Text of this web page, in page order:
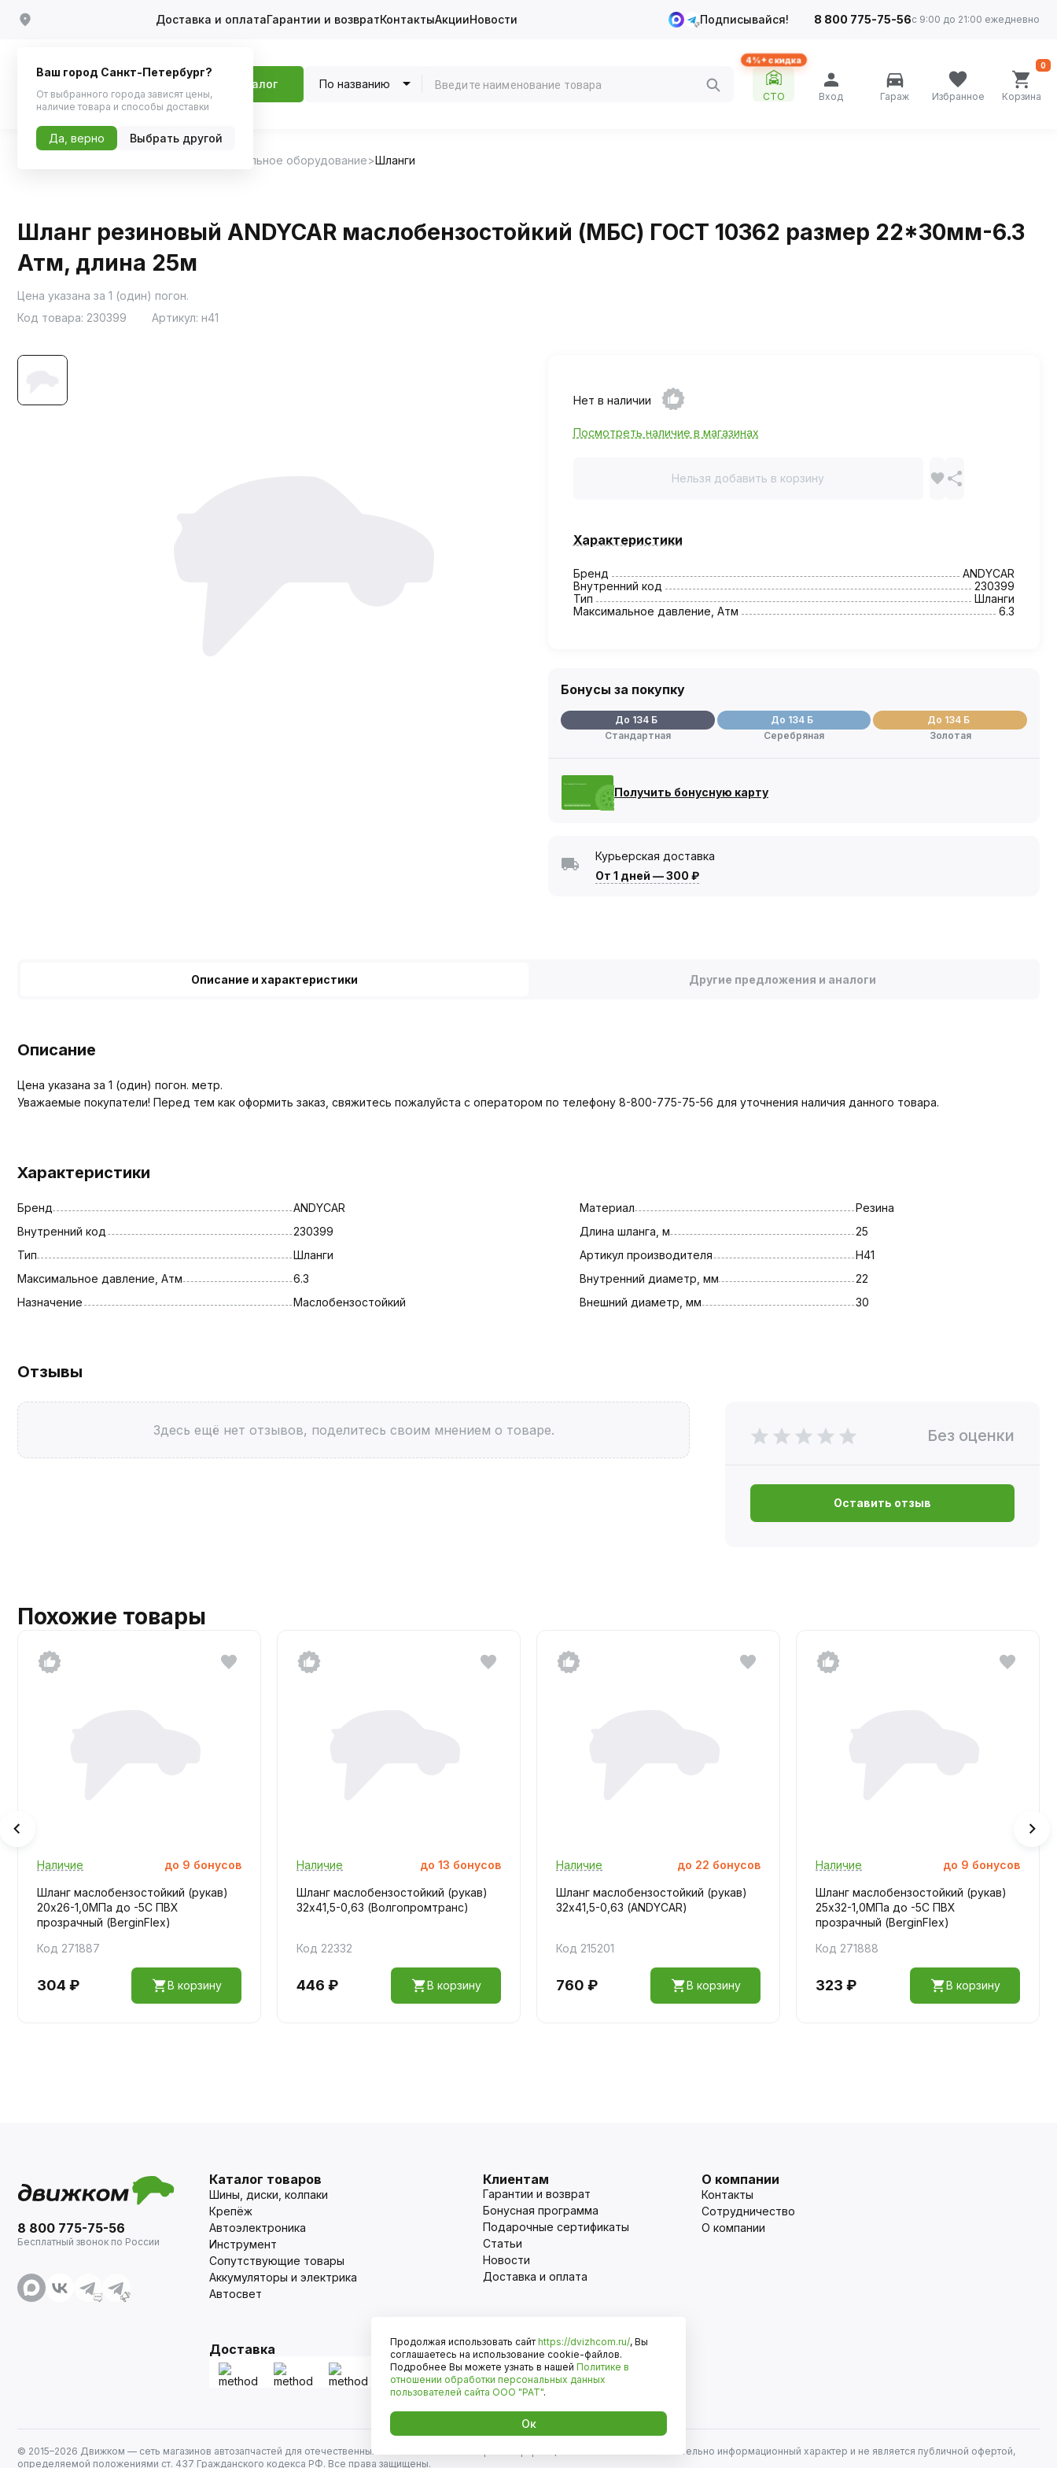
Доставка и оплатаГарантии и возвратКонтактыАкцииНовости Подписывайся! 8 800 775-75-56с 9:00 до 21:00 ежедневно
Каталог По названию
4%+ скидка
СТО Вход Гараж Избранное Корзина
0
Автомобильное оборудование Шланги
Шланг резиновый ANDYCAR маслобензостойкий (МБС) ГОСТ 10362 размер 22*30мм-6.3
Атм, длина 25м
Цена указана за 1 (один) погон.
Код товара: 230399 Артикул: н41
Нет в наличии
Посмотреть наличие в магазинах
Нельзя добавить в корзину
Характеристики
Бренд
ANDYCAR
Внутренний код
230399
Тип
Шланги
Максимальное давление, Атм
6.3
Бонусы за покупку
До 134 Б
Стандартная
До 134 Б
Серебряная
До 134 Б
Золотая
Получить бонусную карту
Курьерская доставка
От 1 дней —300 ₽
Описание и характеристики Другие предложения и аналоги
Описание
Цена указана за 1 (один) погон. метр.
Уважаемые покупатели! Перед тем как оформить заказ, свяжитесь пожалуйста с оператором по телефону 8-800-775-75-56 для уточнения наличия данного товара.
Характеристики
Бренд
ANDYCAR
Внутренний код
230399
Тип
Шланги
Максимальное давление, Атм
6.3
Назначение
Маслобензостойкий
Материал
Резина
Длина шланга, м
25
Артикул производителя
Н41
Внутренний диаметр, мм
22
Внешний диаметр, мм
30
Отзывы
Здесь ещё нет отзывов, поделитесь своим мнением о товаре. Без оценки
Оставить отзыв
Похожие товары
Наличие до 9 бонусов
Шланг маслобензостойкий (рукав)
20х26-1,0МПа до -5С ПВХ
прозрачный (BerginFlex)
Код 271887
304 ₽ В корзину
Наличие до 13 бонусов
Шланг маслобензостойкий (рукав)
32х41,5-0,63 (Волгопромтранс)
Код 22332
446 ₽ В корзину
Наличие до 22 бонусов
Шланг маслобензостойкий (рукав)
32х41,5-0,63 (ANDYCAR)
Код 215201
760 ₽ В корзину
Наличие до 9 бонусов
Шланг маслобензостойкий (рукав)
25х32-1,0МПа до -5С ПВХ
прозрачный (BerginFlex)
Код 271888
323 ₽ В корзину
8 800 775-75-56
Бесплатный звонок по России
Каталог товаров
Шины, диски, колпаки
Крепёж
Автоэлектроника
Инструмент
Сопутствующие товары
Аккумуляторы и электрика
Автосвет
Клиентам
Гарантии и возврат
Бонусная программа
Подарочные сертификаты
Статьи
Новости
Доставка и оплата
О компании
Контакты
Сотрудничество
О компании
Доставка Оплата
© 2015–2026 Движком — сеть магазинов автозапчастей для отечественных автомобилей и иномарок. Информация на сайте носит исключительно информационный характер и не является публичной офертой,
определяемой положениями ст. 437 Гражданского кодекса РФ. Все права защищены.
Ваш город Санкт-Петербург?
От выбранного города зависят цены,
наличие товара и способы доставки
Да, верно Выбрать другой
Продолжая использовать сайт https://dvizhcom.ru/, Вы
соглашаетесь на использование cookie-файлов.
Подробнее Вы можете узнать в нашей Политике в
отношении обработки персональных данных
пользователей сайта ООО "РАТ".
Ок